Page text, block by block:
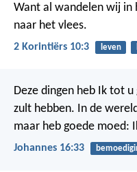
Want al wandelen wij in
naar het vlees.
2 Korintiërs 10:3 leven
Deze dingen heb Ik tot
zult hebben. In de
maar heb goede moed:
Johannes 16:33